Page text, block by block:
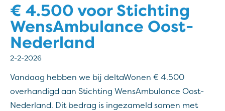
€ 4.500 voor Stichting
WensAmbulance Oost-
Nederland
2-2-2026
Vandaag hebben we bij deltaWonen € 4.500
overhandigd aan Stichting WensAmbulance Oost-
Nederland. Dit bedrag is ingezameld samen met